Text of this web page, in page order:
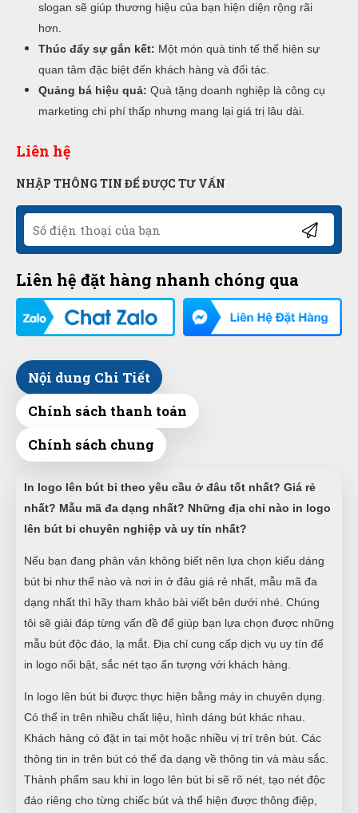
slogan sẽ giúp thương hiệu của bạn hiện diện rộng rãi
hơn.
Thúc đẩy sự gắn kết: Một món quà tinh tế thể hiện sự
quan tâm đặc biệt đến khách hàng và đối tác.
Quảng bá hiệu quả: Quà tặng doanh nghiệp là công cụ
marketing chi phí thấp nhưng mang lại giá trị lâu dài.
Liên hệ
NHẬP THÔNG TIN ĐỂ ĐƯỢC TƯ VẤN
Liên hệ đặt hàng nhanh chóng qua
Nội dung Chi Tiết
Chính sách thanh toán
Chính sách chung
In logo lên bút bi theo yêu cầu ở đâu tốt nhất? Giá rẻ
nhất? Mẫu mã đa dạng nhất? Những địa chỉ nào in logo
lên bút bi chuyên nghiệp và uy tín nhất?
Nếu bạn đang phân vân không biết nên lựa chọn kiểu dáng
bút bi như thế nào và nơi in ở đâu giá rẻ nhất, mẫu mã đa
dạng nhất thì hãy tham khảo bài viết bên dưới nhé. Chúng
tôi sẽ giải đáp từng vấn đề để giúp bạn lựa chọn được những
mẫu bút độc đáo, lạ mắt. Địa chỉ cung cấp dịch vụ uy tín để
in logo nổi bật, sắc nét tạo ấn tượng với khách hàng.
In logo lên bút bi được thực hiện bằng máy in chuyên dụng.
Có thể in trên nhiều chất liệu, hình dáng bút khác nhau.
Khách hàng có đặt in tại một hoặc nhiều vị trí trên bút. Các
thông tin in trên bút có thể đa dạng về thông tin và màu sắc.
Thành phẩm sau khi in logo lên bút bi sẽ rõ nét, tạo nét độc
đáo riêng cho từng chiếc bút và thể hiện được thông điệp,